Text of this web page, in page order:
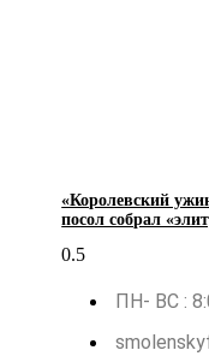
«Королевский
посол собрал
ПН- ВС :